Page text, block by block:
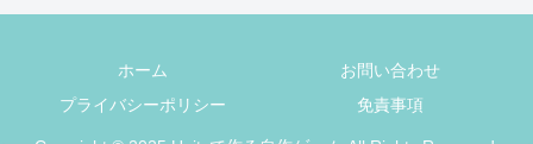
ホーム
お問い合わせ
プライバシーポリシー
免責事項